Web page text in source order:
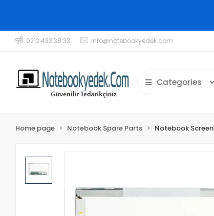
0212 433 38 33 info@notebookyedek.com
Categories
Home page Notebook Spare Parts Notebook Screen